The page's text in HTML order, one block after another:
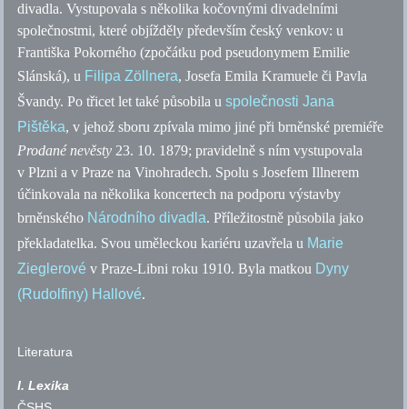
divadla. Vystupovala s několika kočovnými divadelními
společnostmi, které objížděly především český venkov: u
Františka Pokorného (zpočátku pod pseudonymem Emilie
Slánská), u Filipa Zöllnera, Josefa Emila Kramuele či Pavla
Švandy. Po třicet let také působila uspolečnosti Jana
Pištěka, v jehož sboru zpívala mimo jiné při brněnské premiéře
Prodané nevěsty 23. 10. 1879; pravidelně s ním vystupovala
v Plzni a v Praze na Vinohradech. Spolu s Josefem Illnerem
účinkovala na několika koncertech na podporu výstavby
brněnského Národního divadla. Příležitostně působila jako
překladatelka. Svou uměleckou kariéru uzavřela u Marie
Zieglerové v Praze-Libni roku 1910. Byla matkou Dyny
(Rudolfiny) Hallové.
Literatura
I. Lexika